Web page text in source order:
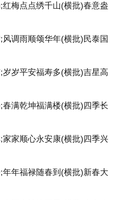
梅点点绣千山(横批)春意盎
调雨顺颂华年(横批)民泰国
岁平安福寿多(横批)吉星高
满乾坤福满楼(横批)四季长
家家顺心永安康(横批)四季兴
年福禄随春到(横批)新春大